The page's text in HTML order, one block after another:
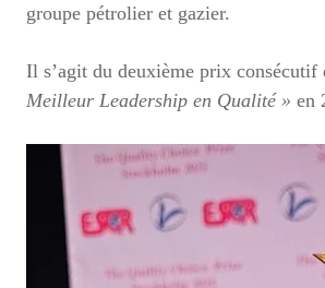
groupe pétrolier et gazier.
Il s’agit du deuxième prix consécutif
Meilleur Leadership en Qualité » en